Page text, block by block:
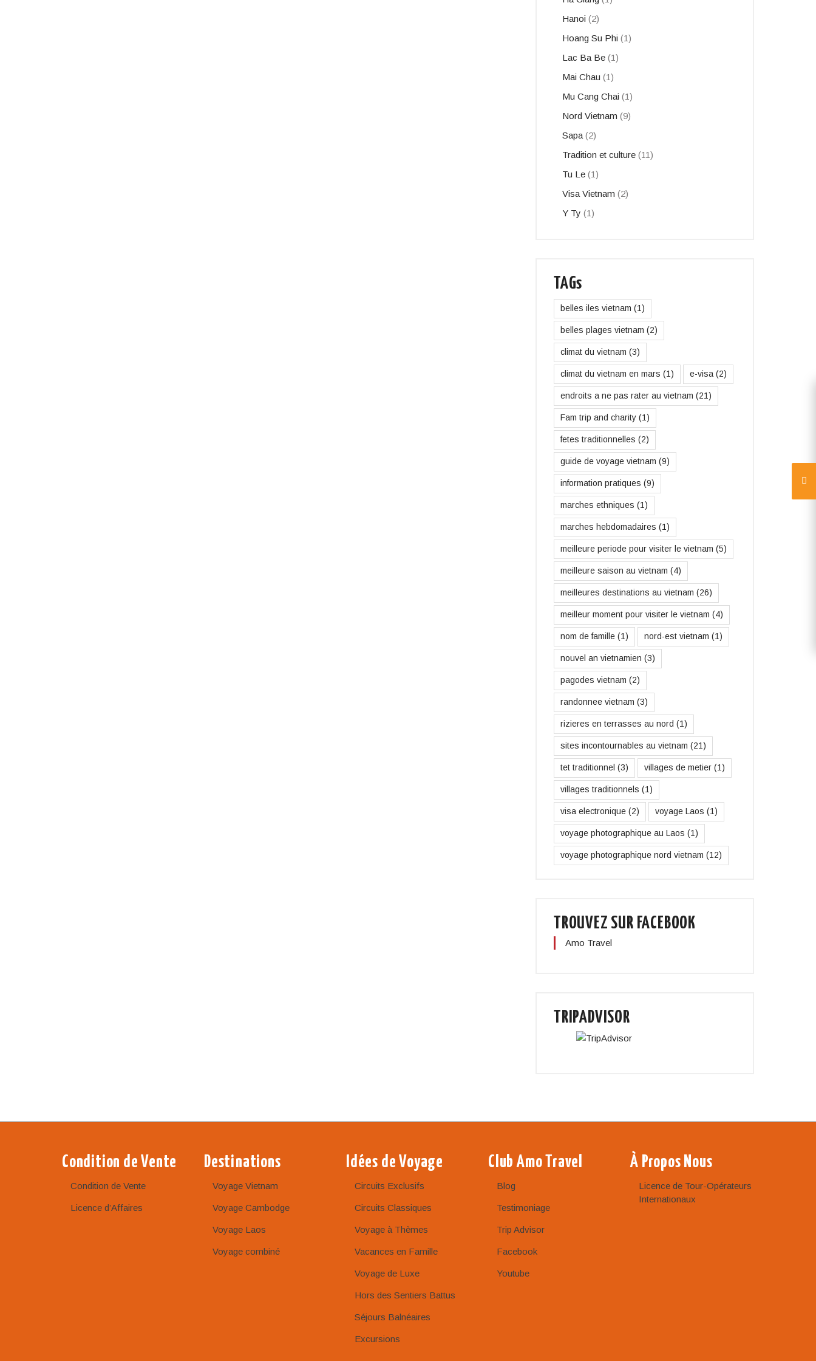
Hanoi (2)
Hoang Su Phi (1)
Lac Ba Be (1)
Mai Chau (1)
Mu Cang Chai (1)
Nord Vietnam (9)
Sapa (2)
Tradition et culture (11)
Tu Le (1)
Visa Vietnam (2)
Y Ty (1)
TAGs
belles iles vietnam (1)
belles plages vietnam (2)
climat du vietnam (3)
climat du vietnam en mars (1) e-visa (2)
endroits a ne pas rater au vietnam (21)
Fam trip and charity (1)
fetes traditionnelles (2)
guide de voyage vietnam (9)
information pratiques (9)
marches ethniques (1)
marches hebdomadaires (1)
meilleure periode pour visiter le vietnam (5)
meilleure saison au vietnam (4)
meilleures destinations au vietnam (26)
meilleur moment pour visiter le vietnam (4)
nom de famille (1) nord-est vietnam (1)
nouvel an vietnamien (3)
pagodes vietnam (2)
randonnee vietnam (3)
rizieres en terrasses au nord (1)
sites incontournables au vietnam (21)
tet traditionnel (3) villages de metier (1)
villages traditionnels (1)
visa electronique (2) voyage Laos (1)
voyage photographique au Laos (1)
voyage photographique nord vietnam (12)
TROUVEZ SUR FACEBOOK
Amo Travel
TRIPADVISOR
Condition de Vente
Condition de Vente
Licence d’Affaires
Destinations
Voyage Vietnam
Voyage Cambodge
Voyage Laos
Voyage combiné
Idées de Voyage
Circuits Exclusifs
Circuits Classiques
Voyage à Thèmes
Vacances en Famille
Voyage de Luxe
Hors des Sentiers Battus
Séjours Balnéaires
Excursions
Club Amo Travel
Blog
Testimoniage
Trip Advisor
Facebook
Youtube
À Propos Nous
Licence de Tour-Opérateurs
Internationaux